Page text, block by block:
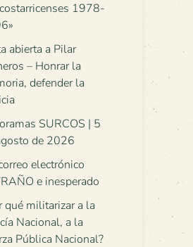
1978-
abierta a Pilar
– Honrar la
defender la
SURCOS | 5
de 2026
electrónico
e inesperado
qué militarizar a la
Nacional, a la
Pública Nacional?